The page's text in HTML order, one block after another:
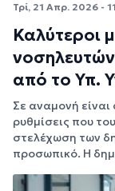
Τρί, 21 Απρ. 2026 -
Καλύτεροι
από το Υπ.
Σε αναμονή είναι
ρυθμίσεις που
στελέχωση των
προσωπικό. Η